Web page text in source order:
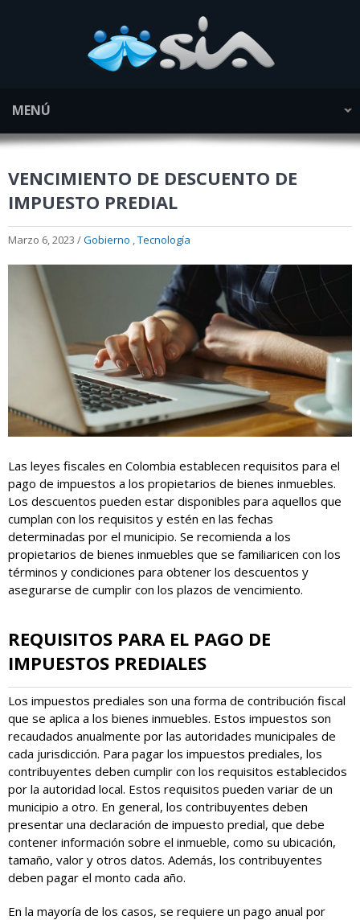
MENÚ
VENCIMIENTO DE DESCUENTO DE
IMPUESTO PREDIAL
Marzo 6, 2023 /Gobierno ,Tecnología
Las leyes fiscales en Colombia establecen requisitos para el
pago de impuestos a los propietarios de bienes inmuebles.
Los descuentos pueden estar disponibles para aquellos que
cumplan con los requisitos y estén en las fechas
determinadas por el municipio. Se recomienda a los
propietarios de bienes inmuebles que se familiaricen con los
términos y condiciones para obtener los descuentos y
asegurarse de cumplir con los plazos de vencimiento.
REQUISITOS PARA EL PAGO DE
IMPUESTOS PREDIALES
Los impuestos prediales son una forma de contribución fiscal
que se aplica a los bienes inmuebles. Estos impuestos son
recaudados anualmente por las autoridades municipales de
cada jurisdicción. Para pagar los impuestos prediales, los
contribuyentes deben cumplir con los requisitos establecidos
por la autoridad local. Estos requisitos pueden variar de un
municipio a otro. En general, los contribuyentes deben
presentar una declaración de impuesto predial, que debe
contener información sobre el inmueble, como su ubicación,
tamaño, valor y otros datos. Además, los contribuyentes
deben pagar el monto cada año.
En la mayoría de los casos, se requiere un pago anual por